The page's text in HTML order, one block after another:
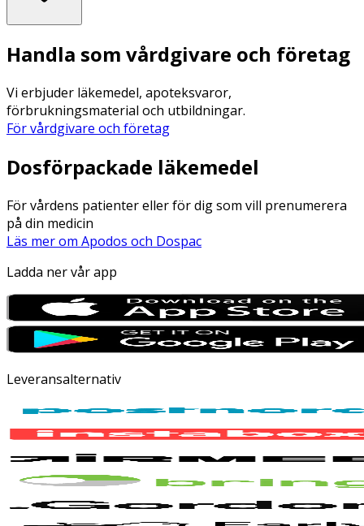
Handla som vårdgivare och företag
Vi erbjuder läkemedel, apoteksvaror,
förbrukningsmaterial och utbildningar.
För vårdgivare och företag
Dosförpackade läkemedel
För vårdens patienter eller för dig som vill prenumerera
på din medicin
Läs mer om Apodos och Dospac
Ladda ner vår app
Leveransalternativ